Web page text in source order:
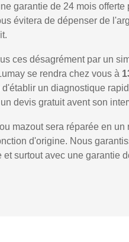
garantie de 24 mois offerte
évitera de dépenser de
ces désagrément par un
se rendra chez vous à
un diagnostique
devis gratuit avent son
mazout sera réparée en un
d'origine. Nous
surtout avec une garantie